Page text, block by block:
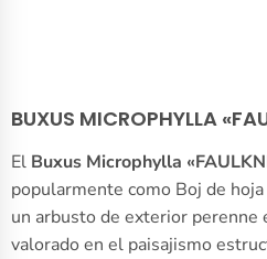
BUXUS MICROPHYLLA
El Buxus Microphylla
popularmente como Boj de
un arbusto de exterior perenne
valorado en el paisajismo